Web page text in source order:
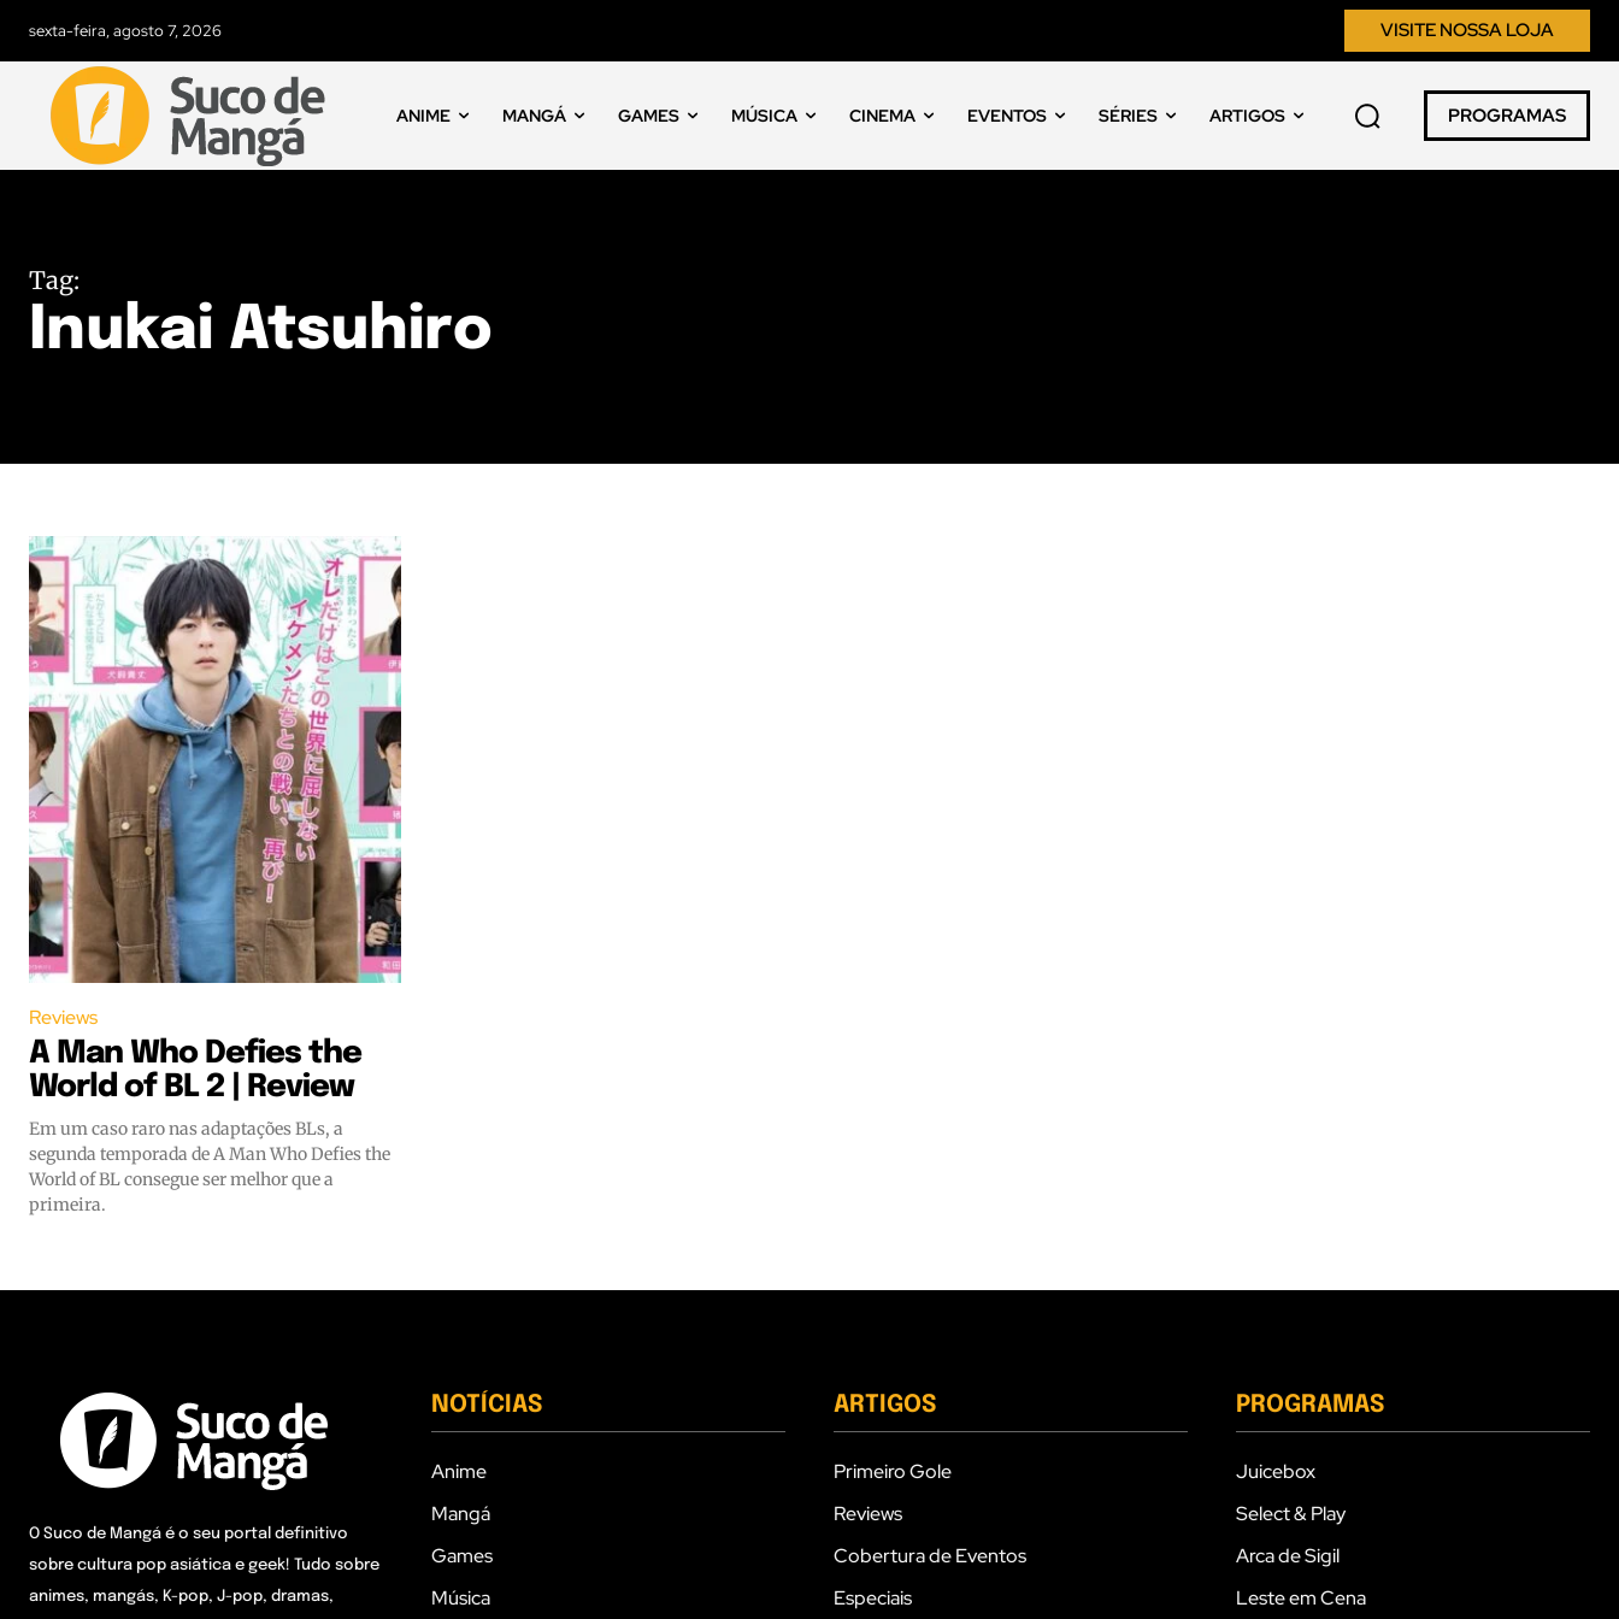
sexta-feira, agosto 7, 2026 VISITE NOSSA LOJA
ANIME MANGÁ GAMES MÚSICA CINEMA EVENTOS SÉRIES ARTIGOS PROGRAMAS
Tag:
Inukai Atsuhiro
Reviews
A Man Who Defies the
World of BL 2 | Review
Em um caso raro nas adaptações BLs, a
segunda temporada de A Man Who Defies the
World of BL consegue ser melhor que a
primeira.
O Suco de Mangá é o seu portal definitivo
sobre cultura pop asiática e geek! Tudo sobre
animes, mangás, K-pop, J-pop, dramas,
NOTÍCIAS
Anime
Mangá
Games
Música
ARTIGOS
Primeiro Gole
Reviews
Cobertura de Eventos
Especiais
PROGRAMAS
Juicebox
Select & Play
Arca de Sigil
Leste em Cena